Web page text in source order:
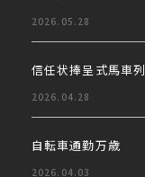
2026.05.28
信任状捧呈式馬車
2026.04.28
自転車通勤万歳
2026.04.03